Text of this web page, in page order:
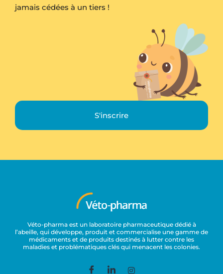
jamais cédées à un tiers !
S'inscrire
Véto-pharma est un laboratoire pharmaceutique dédié à
l’abeille, qui développe, produit et commercialise une gamme de
médicaments et de produits destinés à lutter contre les
maladies et problématiques clés qui menacent les colonies.